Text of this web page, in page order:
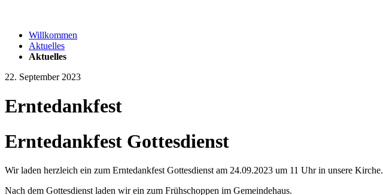
Willkommen
Aktuelles
Aktuelles
22. September 2023
Erntedankfest
Erntedankfest Gottesdienst
Wir laden herzleich ein zum Erntedankfest Gottesdienst am 24.09.2023 um 11 Uhr in unsere Kirche.
Nach dem Gottesdienst laden wir ein zum Frühschoppen im Gemeindehaus.